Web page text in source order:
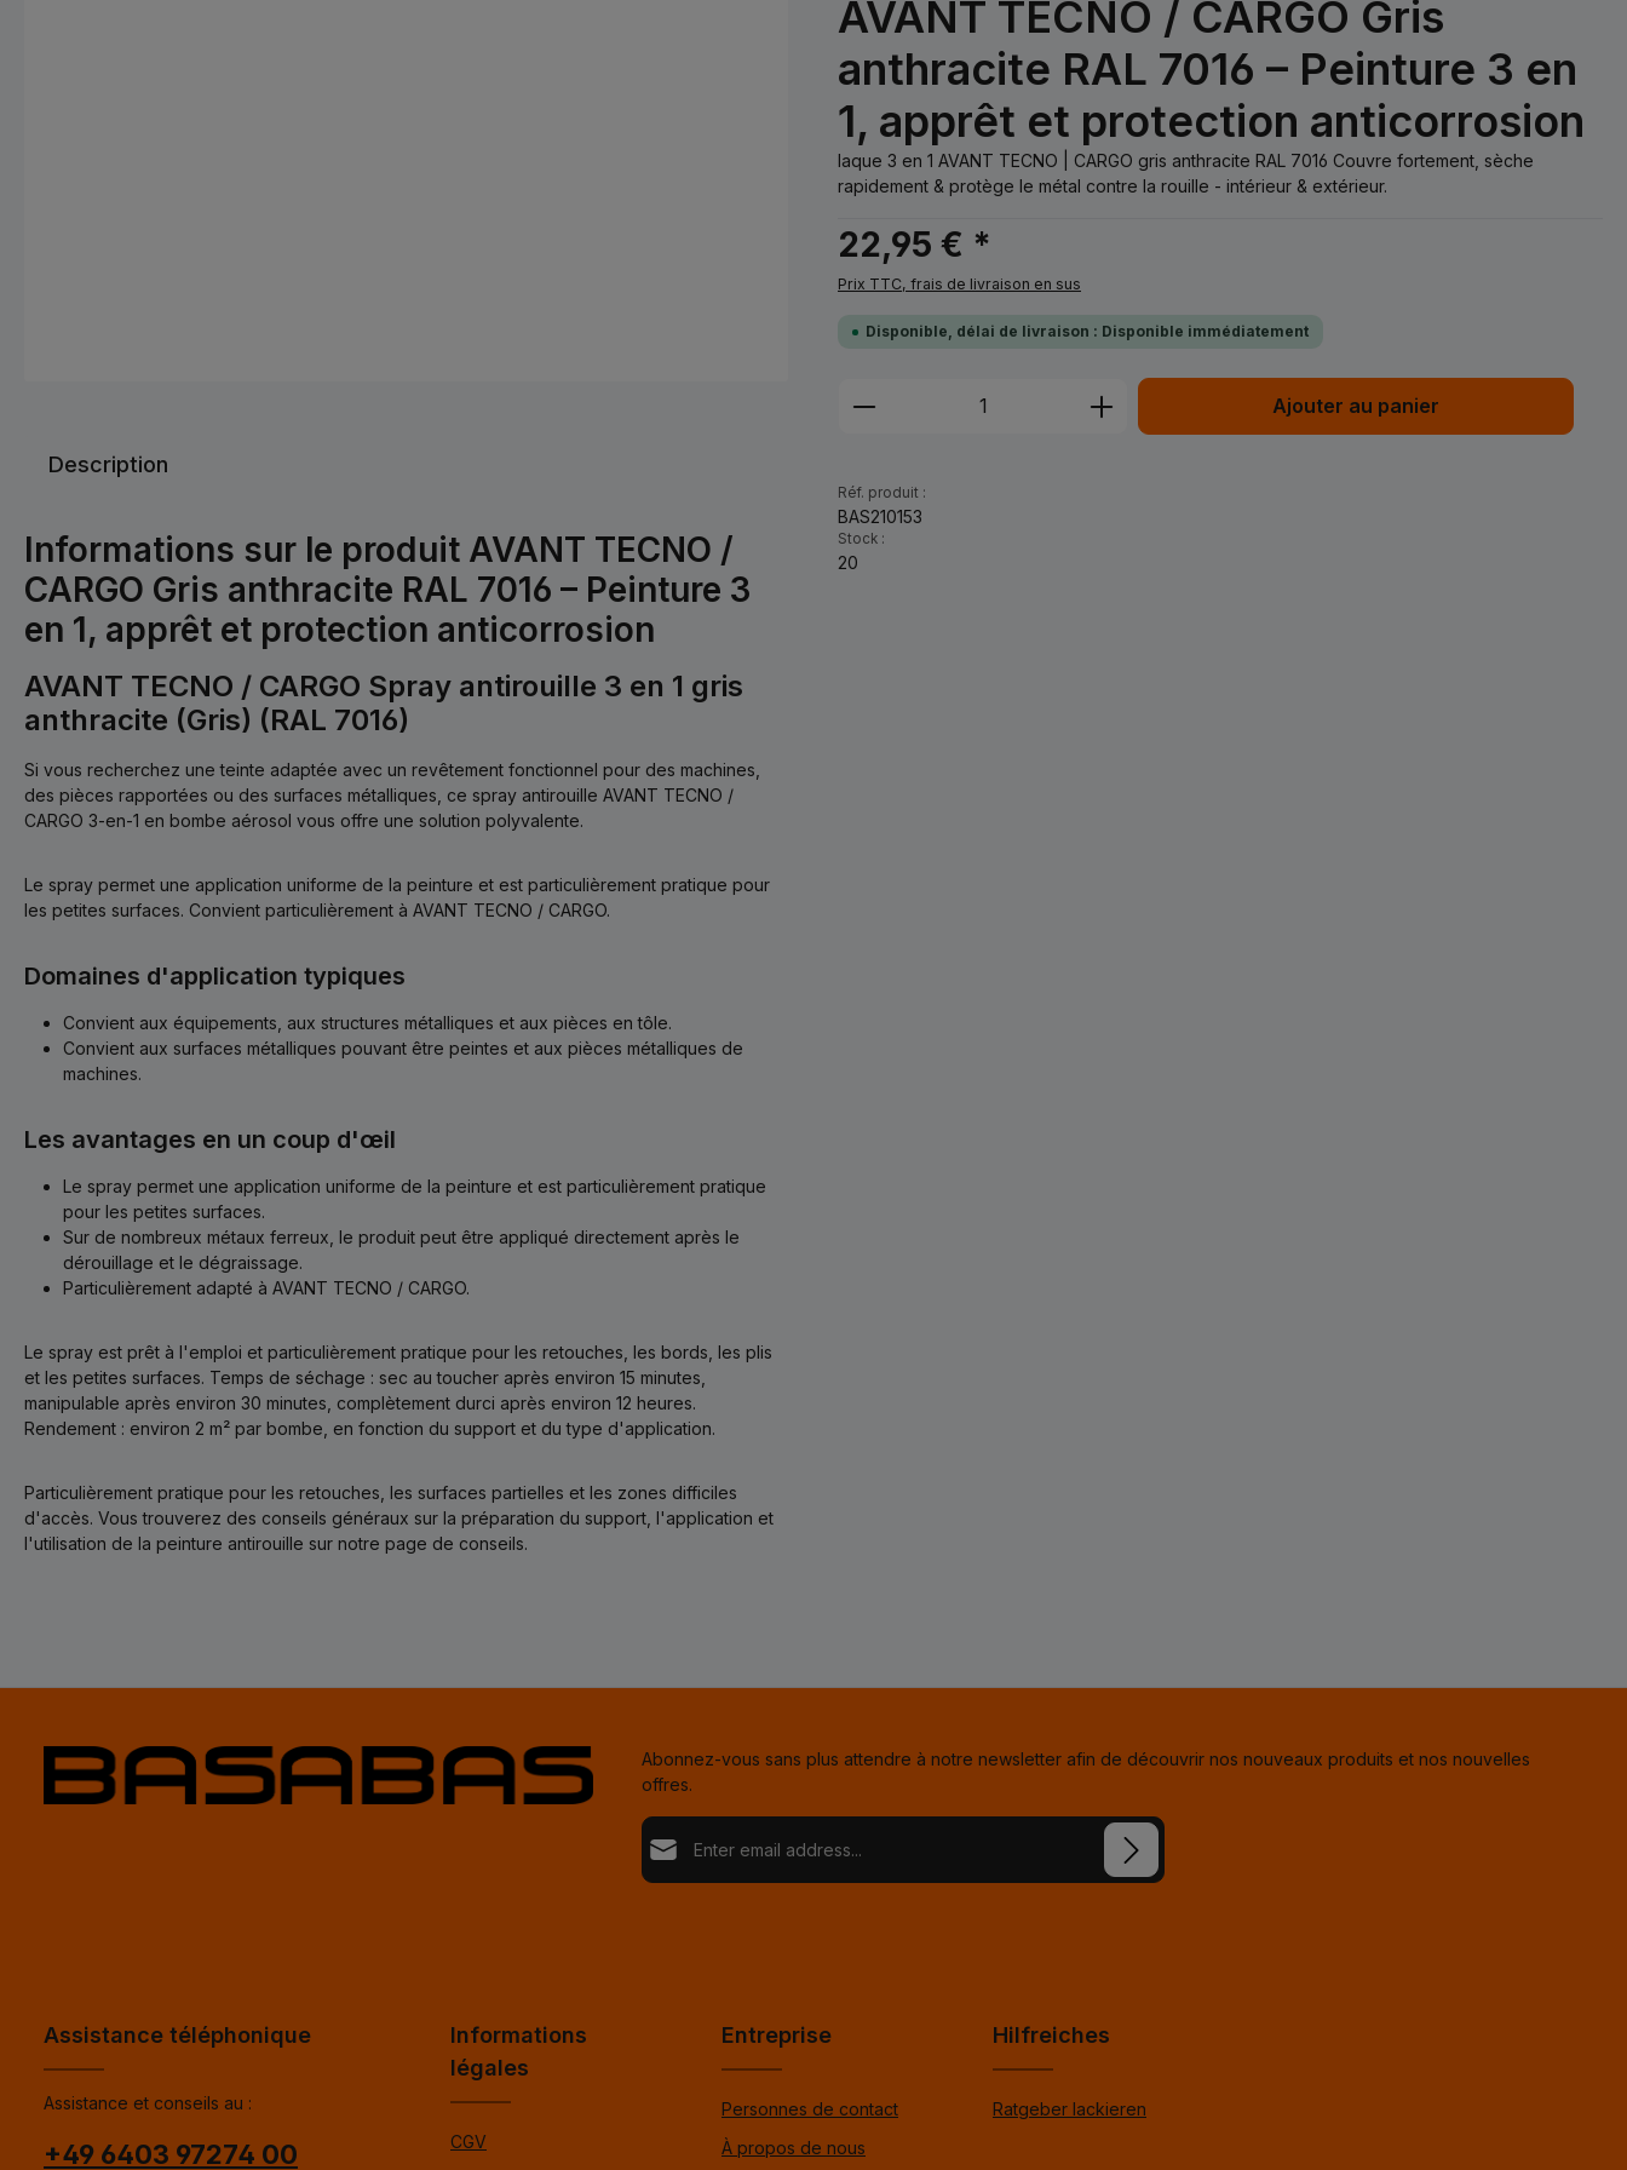
AVANT TECNO / CARGO Gris
anthracite RAL 7016 – Peinture 3 en
1, apprêt et protection anticorrosion
laque 3 en 1 AVANT TECNO | CARGO gris anthracite RAL 7016 Couvre fortement, sèche
rapidement & protège le métal contre la rouille - intérieur & extérieur.
22,95 € *
Prix TTC, frais de livraison en sus
Disponible, délai de livraison : Disponible immédiatement
Quantité de produit : Entrez la quantité souhaitée ou
Ajouter au panier
Réf. produit :
BAS210153
Stock :
20
Description
Informations sur le produit AVANT TECNO /
CARGO Gris anthracite RAL 7016 – Peinture 3
en 1, apprêt et protection anticorrosion
AVANT TECNO / CARGO Spray antirouille 3 en 1 gris
anthracite (Gris) (RAL 7016)
Si vous recherchez une teinte adaptée avec un revêtement fonctionnel pour des machines,
des pièces rapportées ou des surfaces métalliques, ce spray antirouille AVANT TECNO /
CARGO 3-en-1 en bombe aérosol vous offre une solution polyvalente.
Le spray permet une application uniforme de la peinture et est particulièrement pratique pour
les petites surfaces. Convient particulièrement à AVANT TECNO / CARGO.
Domaines d'application typiques
Convient aux équipements, aux structures métalliques et aux pièces en tôle.
Convient aux surfaces métalliques pouvant être peintes et aux pièces métalliques de
machines.
Les avantages en un coup d'œil
Le spray permet une application uniforme de la peinture et est particulièrement pratique
pour les petites surfaces.
Sur de nombreux métaux ferreux, le produit peut être appliqué directement après le
dérouillage et le dégraissage.
Particulièrement adapté à AVANT TECNO / CARGO.
Le spray est prêt à l'emploi et particulièrement pratique pour les retouches, les bords, les plis
et les petites surfaces. Temps de séchage : sec au toucher après environ 15 minutes,
manipulable après environ 30 minutes, complètement durci après environ 12 heures.
Rendement : environ 2 m² par bombe, en fonction du support et du type d'application.
Particulièrement pratique pour les retouches, les surfaces partielles et les zones difficiles
d'accès. Vous trouverez des conseils généraux sur la préparation du support, l'application et
l'utilisation de la peinture antirouille sur notre page de conseils.
Abonnez-vous sans plus attendre à notre newsletter afin de découvrir nos nouveaux produits et nos nouvelles
offres.
Adresse e-mail*
Assistance téléphonique
Assistance et conseils au :
+49 6403 97274 00
Informations
légales
CGV
Entreprise
Personnes de contact
À propos de nous
Hilfreiches
Ratgeber lackieren